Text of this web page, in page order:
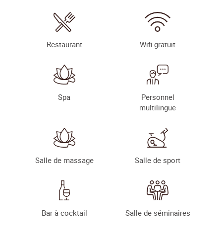
Bar à cocktail Salle de séminaires
Salle de massage Salle de sport
Spa
Personnel
multilingue
Restaurant Wifi gratuit